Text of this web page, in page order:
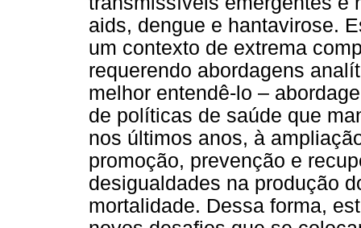
aids, dengue e hantavirose.
um contexto de extrema
requerendo abordagens
melhor entendê-lo –
de políticas de saúde que
nos últimos anos, à
promoção, prevenção e
desigualdades na produção
mortalidade. Dessa forma,